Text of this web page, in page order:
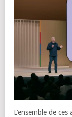
L’ensemble de